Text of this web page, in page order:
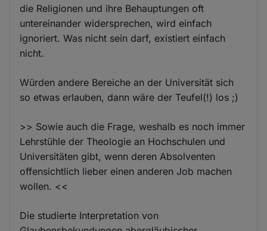
die Religionen und ihre Behauptungen oft
untereinander widersprechen, wird einfach
ignoriert. Was nicht sein darf, existiert einfach
nicht.
Würden andere Bereiche an der Universität sich
so etwas erlauben, dann wäre der Teufel(!) los ;)
>> Sowie auch die Frage, weshalb es noch immer
Lehrstühle der Theologie an Hochschulen und
Universitäten gibt, wenn deren Absolventen
offensichtlich lieber einen anderen Job machen
wollen. <<
Die studierte Interpretation von